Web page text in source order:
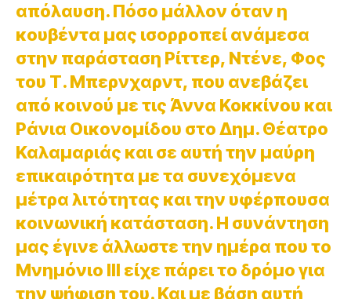
απόλαυση. Πόσο μάλλον όταν η
κουβέντα μας ισορροπεί ανάμεσα
στην παράσταση Ρίττερ, Ντένε, Φος
του Τ. Μπερνχαρντ, που ανεβάζει
από κοινού με τις Άννα Κοκκίνου και
Ράνια Οικονομίδου στο Δημ. Θέατρο
Καλαμαριάς και σε αυτή την μαύρη
επικαιρότητα με τα συνεχόμενα
μέτρα λιτότητας και την υφέρπουσα
κοινωνική κατάσταση. Η συνάντηση
μας έγινε άλλωστε την ημέρα που το
Μνημόνιο ΙΙΙ είχε πάρει το δρόμο για
την ψήφιση του. Και με βάση αυτή